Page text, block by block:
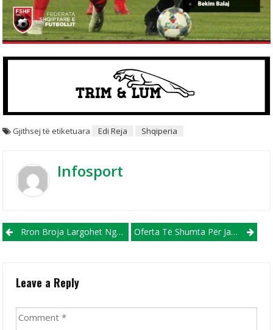
Gjithsej të etiketuara Edi Reja Shqiperia
Infosport
Post navigation
Rron Broja Largohet Nga Partizani! Oferta Të Shumta Për Jasir Asanin
Leave a Reply